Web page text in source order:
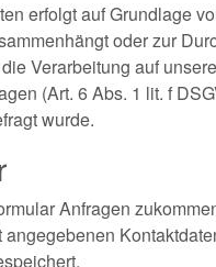
erfolgt auf Grundlage
oder zur
Verarbeitung auf
(Art. 6 Abs. 1 lit. f
wurde.
Anfragen